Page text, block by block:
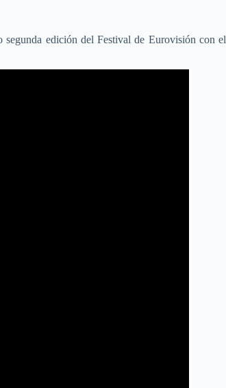
segunda edición del Festival de Eurovisión con el